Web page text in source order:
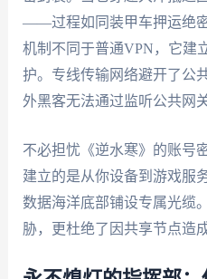
——过程如同装甲车押运绝
机制不同于普通VPN，它建
护。专线传输网络避开了公
外黑客无法通过监听公共网
不必担忧《逆水寒》的账号
建立的是从你设备到游戏
数据海洋底部铺设专属光缆
胁，更杜绝了因共享节点造